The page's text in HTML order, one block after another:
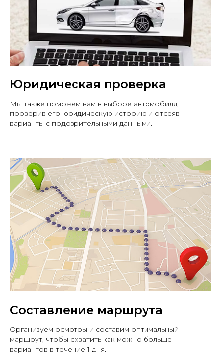
Юридическая проверка
Мы также поможем вам в выборе автомобиля,
проверив его юридическую историю и отсеяв
варианты с подозрительными данными.
Составление маршрута
Организуем осмотры и составим оптимальный
маршрут, чтобы охватить как можно больше
вариантов в течение 1 дня.
Telegram канал с отчетами о
подобранных авто
В нашем Telegram канале "THE Autopodbor"
авто, актуальными автомобилями в наличии,
а также интересными новостями
Подписаться в Телеграм